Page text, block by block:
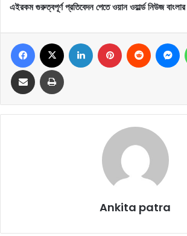
এইরকম গুরুত্বপূর্ণ প্রতিবেদন পেতে ওয়ান ওয়ার্ল্ড নিউজ
Ankita patra